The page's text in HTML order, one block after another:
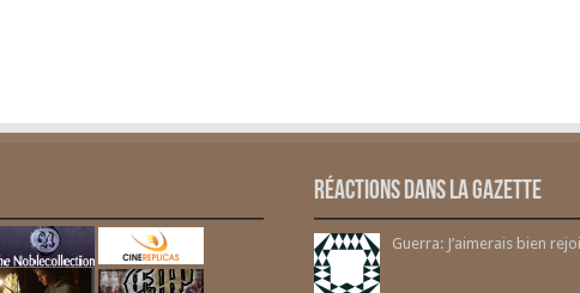
Réactions dans la gazette
Guerra: J’aimerais bien